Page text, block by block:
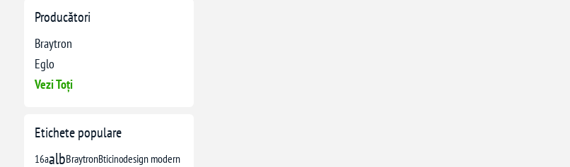
Producători
Braytron
Eglo
Vezi Toți
Etichete populare
16aalbBraytronBticinodesign modern